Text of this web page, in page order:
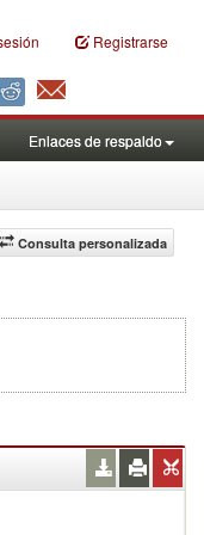
Registrarse
Enlaces de respaldo
Consulta personalizada